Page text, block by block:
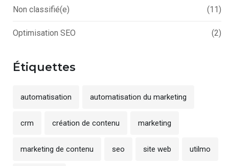
Non classifié(e) (11)
Optimisation SEO (2)
Étiquettes
automatisation automatisation du marketing
crm création de contenu marketing
marketing de contenu seo site web utilmo